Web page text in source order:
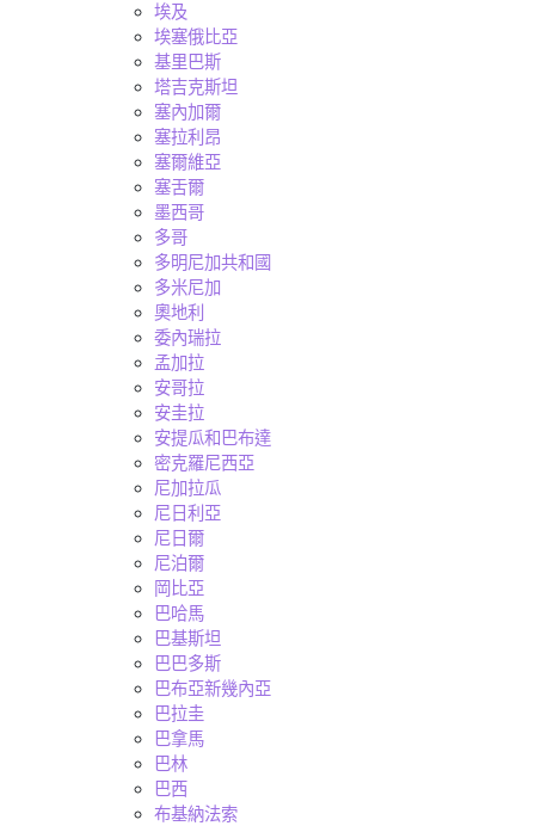
埃及
埃塞俄比亞
基里巴斯
塔吉克斯坦
塞內加爾
塞拉利昂
塞爾維亞
塞舌爾
墨西哥
多哥
多明尼加共和國
多米尼加
奧地利
委內瑞拉
孟加拉
安哥拉
安圭拉
安提瓜和巴布達
密克羅尼西亞
尼加拉瓜
尼日利亞
尼日爾
尼泊爾
岡比亞
巴哈馬
巴基斯坦
巴巴多斯
巴布亞新幾內亞
巴拉圭
巴拿馬
巴林
巴西
布基納法索